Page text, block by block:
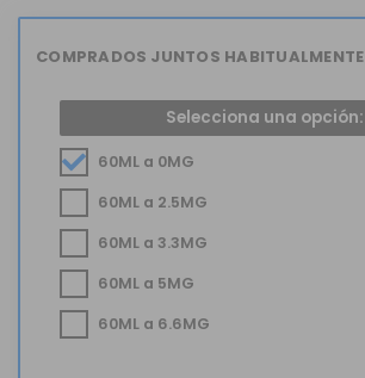
COMPRADOS JUNTOS HABITUALMENTE
Selecciona una opción:
60ML a 0MG
60ML a 2.5MG
60ML a 3.3MG
60ML a 5MG
60ML a 6.6MG